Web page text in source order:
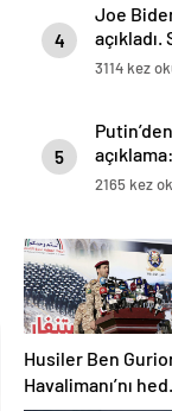
4
Joe
3114 kez
5
2165 kez
Husiler Ben
Havalimanı’nı